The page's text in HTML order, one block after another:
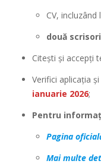
CV,
două
Citești și accepți
Verifici aplicația
ianuarie 2026;
Pentru
Pagina
Mai multe